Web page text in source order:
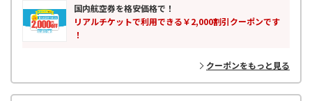
購入をしていただけます。355日先の予約まででき、最大88%OFFの航
空券もご購入可能です。国内格安航空券はリアルチケットにお任せくだ
さい。
国内航空券を格安価格で！
リアルチケットで利用できる￥2,000割引クーポンです
！
クーポンをもっと見る